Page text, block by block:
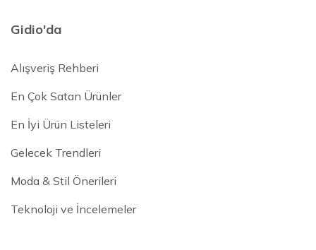
Gidio'da
Alışveriş Rehberi
En Çok Satan Ürünler
En İyi Ürün Listeleri
Gelecek Trendleri
Moda & Stil Önerileri
Teknoloji ve İncelemeler